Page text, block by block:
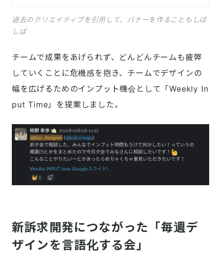
過去のクリエイティブを引用して、バナーを作ることもしば
しば
チームで成果をあげられず、どんどんチームも疲弊
していくことに危機感を抱き、チームでデザインの
幅を広げるためのインプット機会として「Weekly In
put Time」を提案しました。
新訴求開発につながった「毎週デ
ザインを言語化する会」